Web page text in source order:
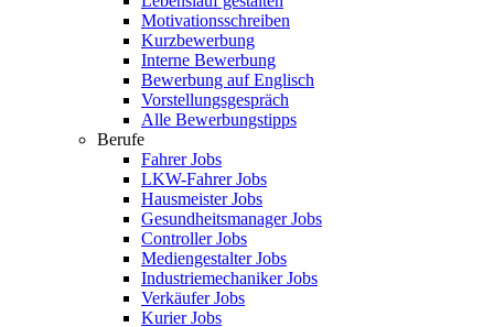
Motivationsschreiben
Kurzbewerbung
Interne Bewerbung
Bewerbung auf Englisch
Vorstellungsgespräch
Alle Bewerbungstipps
Berufe
Fahrer Jobs
LKW-Fahrer Jobs
Hausmeister Jobs
Gesundheitsmanager Jobs
Controller Jobs
Mediengestalter Jobs
Industriemechaniker Jobs
Verkäufer Jobs
Kurier Jobs